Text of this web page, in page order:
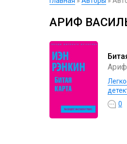
АРИФ
Ариф
0